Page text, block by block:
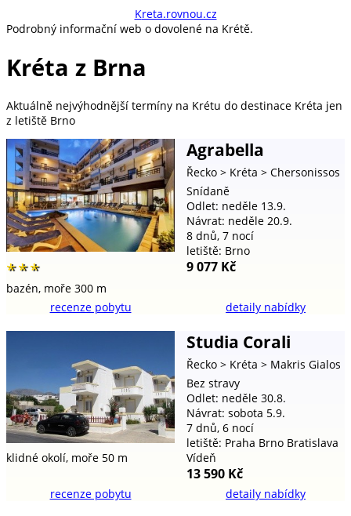
kreta.rovnou.cz
Podrobný informační web o dovolené na Krétě.
Kréta z Brna
Aktuálně nejvýhodnější termíny na Krétu do destinace Kréta jen
z letiště Brno
Agrabella
Řecko> Kréta> Chersonissos
***
bazén, moře 300 m
Snídaně
Odlet: neděle 13.9.
Návrat: neděle 20.9.
8 dnů, 7 nocí
letiště: Brno
9 077 Kč
recenze pobytu detaily nabídky
Studia Corali
Řecko> Kréta> Makris Gialos
klidné okolí, moře 50 m
Bez stravy
Odlet: neděle 30.8.
Návrat: sobota 5.9.
7 dnů, 6 nocí
letiště: Praha Brno Bratislava
Vídeň
13 590 Kč
recenze pobytu detaily nabídky